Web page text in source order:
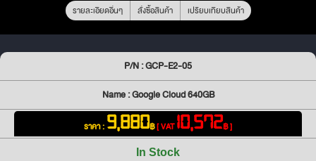
รายละเอียดอื่นๆ สั่งซื้อสินค้า เปรียบเทียบสินค้า
P/N : GCP-E2-05
Name : Google Cloud 640GB
ราคา : 9,880฿[ VAT10,572฿ ]
In Stock